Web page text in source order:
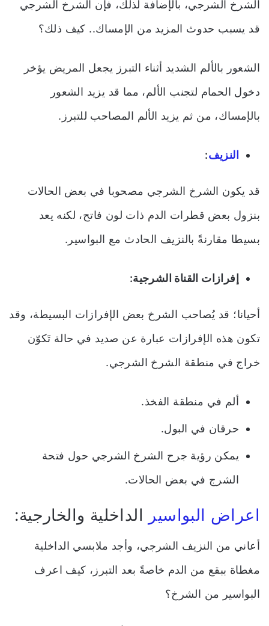
الشرخ الشرجي، بالإضافة لذلك، فإن الشرخ الشرجي
قد يسبب حدوث المزيد من الإمساك.. كيف ذلك؟
الشعور بالألم الشديد أثناء التبرز يجعل المريض يؤخر
دخول الحمام لتجنب الألم، مما قد يزيد الشعور
بالإمساك، من ثم يزيد الألم المصاحب للتبرز.
النزيف:
قد يكون الشرخ الشرجي مصحوبا في بعض الحالات
بنزول بعض قطرات الدم ذات لون فاتح، لكنه يعد
بسيطا مقارنةً بالنزيف الحادث مع البواسير.
إفرازات القناة الشرجية:
أحيانا؛ قد يُصاحب الشرخ بعض الإفرازات البسيطة، وقد
تكون هذه الإفرازات عبارة عن صديد في حالة تَكوّن
خراج في منطقة الشرخ الشرجي.
ألم في منطقة الفخذ.
حرقان في البول.
يمكن رؤية جرح الشرخ الشرجي حول فتحة
الشرج في بعض الحالات.
اعراض البواسير الداخلية والخارجية:
أعاني من النزيف الشرجي، وأجد ملابسي الداخلية
مغطاة ببقع من الدم خاصةً بعد التبرز، كيف اعرف
البواسير من الشرخ؟